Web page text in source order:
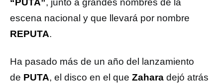
“PUTA”, junto a grandes nombres de la
escena nacional y que llevará por nombre
REPUTA.
Ha pasado más de un año del lanzamiento
de PUTA, el disco en el que Zahara dejó atrás